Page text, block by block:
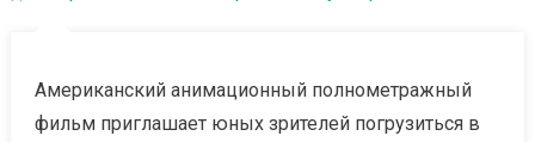
Американский анимационный полнометражный
фильм приглашает юных зрителей погрузиться в